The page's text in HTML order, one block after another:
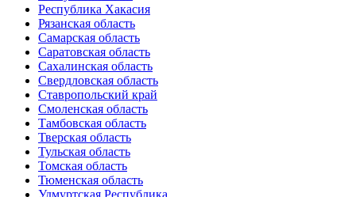
Республика Хакасия
Рязанская область
Самарская область
Саратовская область
Сахалинская область
Свердловская область
Ставропольский край
Смоленская область
Тамбовская область
Тверская область
Тульская область
Томская область
Тюменская область
Удмуртская Республика